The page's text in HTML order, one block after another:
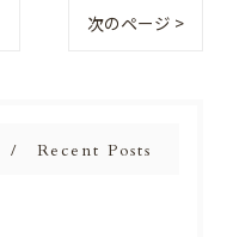
次のページ >
Recent Posts